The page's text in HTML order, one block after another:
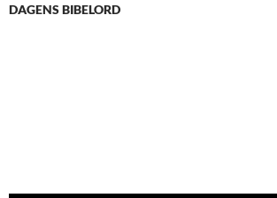
DAGENS BIBELORD